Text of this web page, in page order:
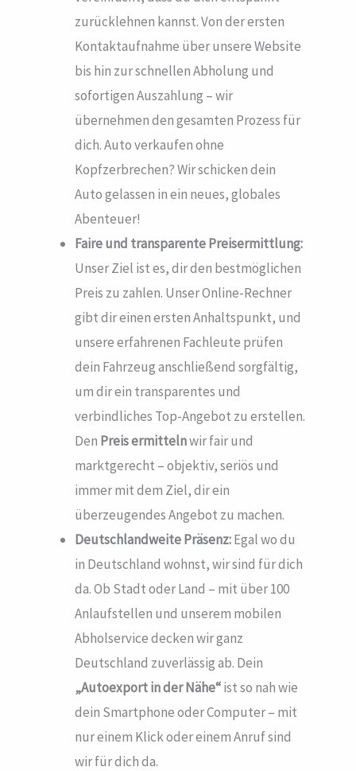
zurücklehnen kannst. Von der ersten
Kontaktaufnahme über unsere Website
bis hin zur schnellen Abholung und
sofortigen Auszahlung – wir
übernehmen den gesamten Prozess für
dich. Auto verkaufen ohne
Kopfzerbrechen? Wir schicken dein
Auto gelassen in ein neues, globales
Abenteuer!
Faire und transparente Preisermittlung:
Unser Ziel ist es, dir den bestmöglichen
Preis zu zahlen. Unser Online-Rechner
gibt dir einen ersten Anhaltspunkt, und
unsere erfahrenen Fachleute prüfen
dein Fahrzeug anschließend sorgfältig,
um dir ein transparentes und
verbindliches Top-Angebot zu erstellen.
Den Preis ermittelnwir fair und
marktgerecht – objektiv, seriös und
immer mit dem Ziel, dir ein
überzeugendes Angebot zu machen.
Deutschlandweite Präsenz:Egal wo du
in Deutschland wohnst, wir sind für dich
da. Ob Stadt oder Land – mit über 100
Anlaufstellen und unserem mobilen
Abholservice decken wir ganz
Deutschland zuverlässig ab. Dein
„Autoexport in der Nähe“ist so nah wie
dein Smartphone oder Computer – mit
nur einem Klick oder einem Anruf sind
wir für dich da.